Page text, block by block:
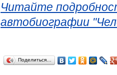
Читайте
автобиографии
Поделиться…